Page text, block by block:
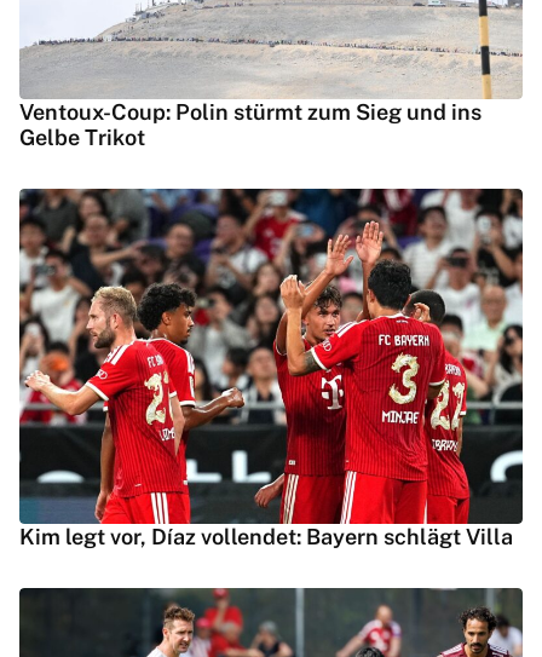
Ventoux-Coup: Polin stürmt zum Sieg und ins
Gelbe Trikot
Kim legt vor, Díaz vollendet: Bayern schlägt Villa